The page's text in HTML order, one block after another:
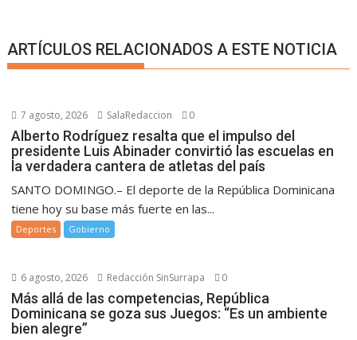
ARTÍCULOS RELACIONADOS A ESTE NOTICIA
7 agosto, 2026 SalaRedaccion 0
Alberto Rodríguez resalta que el impulso del
presidente Luis Abinader convirtió las escuelas en
la verdadera cantera de atletas del país
SANTO DOMINGO.– El deporte de la República Dominicana
tiene hoy su base más fuerte en las...
Deportes Gobierno
6 agosto, 2026 Redacción SinSurrapa 0
Más allá de las competencias, República
Dominicana se goza sus Juegos: “Es un ambiente
bien alegre”